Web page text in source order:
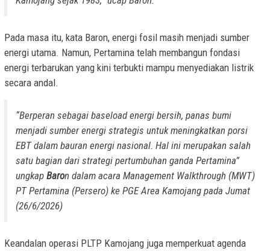
Pada masa itu, kata Baron, energi fosil masih menjadi sumber
energi utama. Namun, Pertamina telah membangun fondasi
energi terbarukan yang kini terbukti mampu menyediakan listrik
secara andal.
“Berperan sebagai baseload energi bersih, panas bumi
menjadi sumber energi strategis untuk meningkatkan porsi
EBT dalam bauran energi nasional. Hal ini merupakan salah
satu bagian dari strategi pertumbuhan ganda Pertamina”
ungkap Baron dalam acara Management Walkthrough (MWT)
PT Pertamina (Persero) ke PGE Area Kamojang pada Jumat
(26/6/2026)
Keandalan operasi PLTP Kamojang juga memperkuat agenda